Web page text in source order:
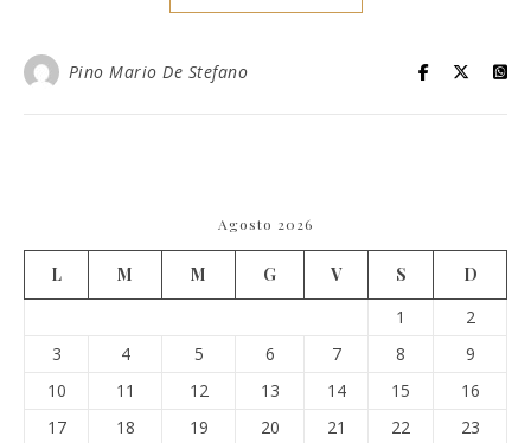
Pino Mario De Stefano
Agosto 2026
L M M G V S
D
1
2
3
4 5 6 7 8
9
10
11 12 13 14 15
16
17
18 19 20 21 22
23